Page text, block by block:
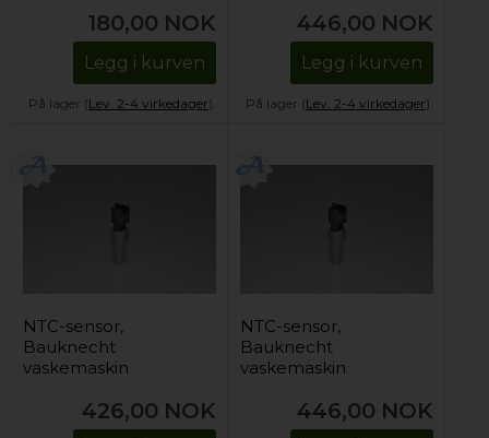
180,00 NOK
Legg i kurven
På lager (Lev. 2-4 virkedager).
446,00 NOK
Legg i kurven
På lager (Lev. 2-4 virkedager).
NTC-sensor,
Bauknecht
vaskemaskin
426,00 NOK
NTC-sensor,
Bauknecht
vaskemaskin
446,00 NOK